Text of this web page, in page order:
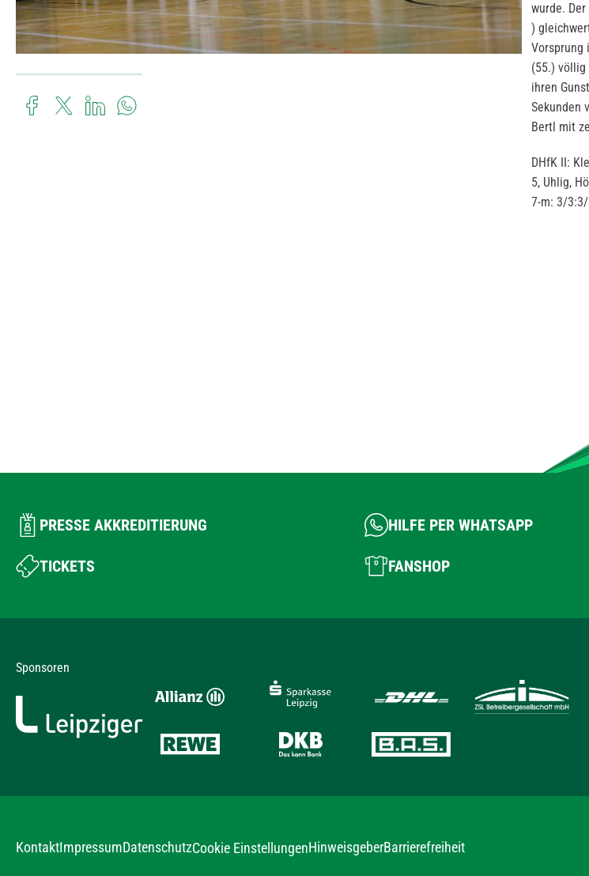
wurde.
)
Vorsprung
(55.) völlig
ihren
Sekunden
Bertl mit
DHfK II:
5, Uhlig,
7-m: 3/
PRESSE AKKREDITIERUNG HILFE PER WHATSAPP
TICKETS FANSHOP
Sponsoren
KontaktImpressumDatenschutzCookie EinstellungenHinweisgeberBarrierefreiheit